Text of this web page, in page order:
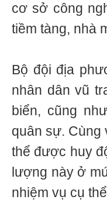
cơ sở công
tiềm tàng, nhà
Bộ đội địa
nhân dân vũ
biển, cũng
quân sự. Cùng
thể được huy
lượng này ở
nhiệm vụ cụ